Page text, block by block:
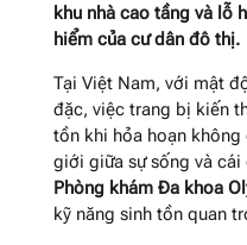
khu nhà cao tầng và lỗ
hiểm của cư dân đô thị.
Tại Việt Nam, với mật
đặc, việc trang bị kiến
tồn khi hỏa hoạn
giới giữa sự sống và
Phòng khám Đa khoa
kỹ năng sinh tồn quan